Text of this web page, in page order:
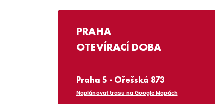
PRAHA
OTEVÍRACÍ DOBA
Praha 5 - Ořešská 873
Naplánovat trasu na Google Mapách